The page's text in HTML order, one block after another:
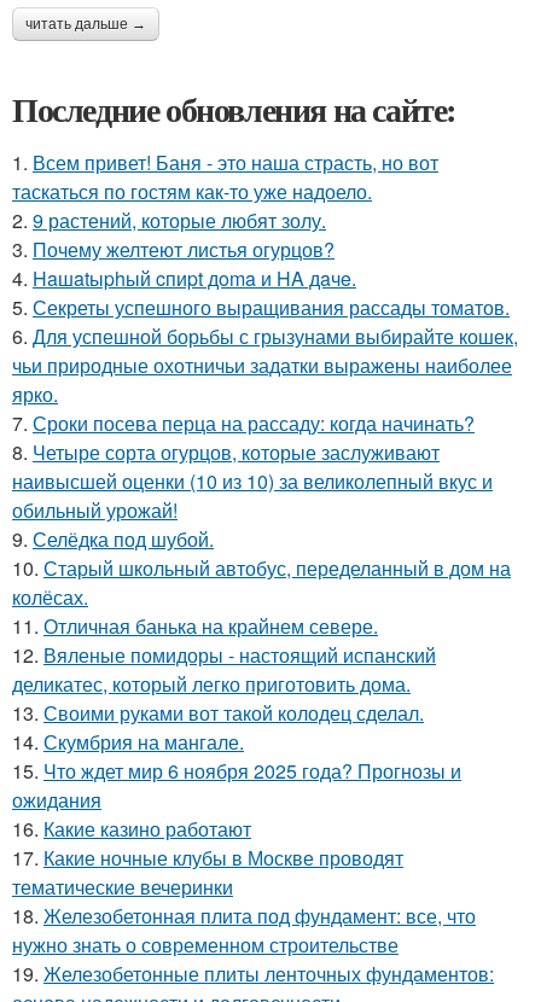
читать дальше →
Последние обновления на сайте:
1. Всем привет! Баня - это наша страсть, но вот
таскаться по гостям как-то уже надоело.
2. 9 растений, которые любят золу.
3. Почему желтеют листья огурцов?
4. Haшatыphый cпиpt дoma и HA дaчe.
5. Секреты успешного выращивания рассады томатов.
6. Для успешной борьбы с грызунами выбирайте кошек,
чьи природные охотничьи задатки выражены наиболее
ярко.
7. Сроки посева перца на рассаду: когда начинать?
8. Четыре сорта огурцов, которые заслуживают
наивысшей оценки (10 из 10) за великолепный вкус и
обильный урожай!
9. Селёдка под шубой.
10. Старый школьный автобус, переделанный в дом на
колёсах.
11. Отличная банька на крайнем севере.
12. Вяленые помидоры - настоящий испанский
деликатес, который легко приготовить дома.
13. Своими руками вот такой колодец сделал.
14. Скумбрия на мангале.
15. Что ждет мир 6 ноября 2025 года? Прогнозы и
ожидания
16. Какие казино работают
17. Какие ночные клубы в Москве проводят
тематические вечеринки
18. Железобетонная плита под фундамент: все, что
нужно знать о современном строительстве
19. Железобетонные плиты ленточных фундаментов: